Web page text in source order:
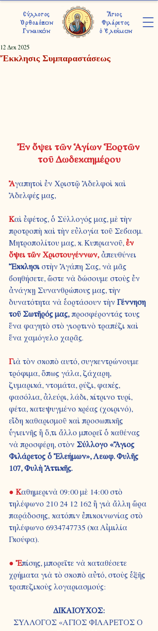
Σύλλογος
Ὀρθοδόξων
Γυναικών
Ἅγιος
Φιλάρετος
ὁ Ἐλεήμων
Ἔκκλησις Συμπαραστάσεως
12 Δεκ 2025
Ἐν ὄψει τῶν Ἁγίων Ἑορτῶν
τοῦ Δωδεκαημέρου
Ἀγαπητοὶ ἐν Χριστῷ Ἀδελφοὶ καὶ
Ἀδελφές μας,
Kαὶ ἐφέτος, ὁ Σύλλογός μας, μὲ τὴν
προτροπὴ καὶ τὴν εὐλογία τοῦ Σεβασμ.
Μητροπολίτου μας, κ. Κυπριανοῦ, ἐν
ὄψει τῶν Χριστουγέννων, ἀπευθύνει
Ἔκκλησι στὴν Ἀγάπη Σας, νὰ μᾶς
βοηθήσετε, ὥστε νὰ δώσουμε στοὺς ἐν
ἀνάγκῃ Συνανθρώπους μας, τὴν
δυνατότητα νὰ ἑορτάσουν τὴν Γέννηση
τοῦ Σωτῆρός μας, προσφέροντάς τους
ἕνα φαγητὸ στὸ γιορτινὸ τραπέζι καὶ
ἕνα χαμόγελο χαρᾶς.
Γιὰ τὸν σκοπὸ αυτό, συγκεντρώνουμε
τρόφιμα, ὅπως γάλα, ζάχαρη,
ζυμαρικά, ντομάτα, ρύζι, φακές,
φασόλια, ἀλεύρι, λάδι, κίτρινο τυρί,
φέτα, κατεψυγμένο κρέας (χοιρινό),
εἴδη καθαρισμοῦ καὶ προσωπικῆς
ὑγιεινῆς ἢ ὅ,τι ἄλλο μπορεῖ ὁ καθένας
νὰ προσφέρη, στὸν Σύλλογο «Ἅγιος
Φιλάρετος ὁ Ἐλεήμων», Λεωφ. Φυλῆς
107, Φυλὴ Ἀττικῆς.
● Καθημερινὰ 09:00 μὲ 14:00 στὸ
τηλέφωνο 210 24 12 162 ἢ γιὰ ἄλλη ὥρα
παράδοσης, κατόπιν ἐπικοινωνίας στὸ
τηλέφωνο 6934747735 (κα Αἰμιλία
Γκούφα).
● Ἐπίσης, μπορεῖτε νὰ καταθέσετε
χρήματα γιὰ τὸ σκοπὸ αὐτό, στοὺς ἑξῆς
τραπεζικοὺς λογαριασμούς:
ΔΙΚΑΙΟΥΧΟΣ:
ΣΥΛΛΟΓΟΣ «ΑΓΙΟΣ ΦΙΛΑΡΕΤΟΣ Ο